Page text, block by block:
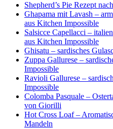
Shepherd’s Pie Rezept
Ghapama mit Lavash –
aus Kitchen Impossible
Salsicce Capellacci –
aus Kitchen Impossible
Ghisatu – sardisches
Zuppa Gallurese –
Impossible
Ravioli Gallurese –
Impossible
Colomba Pasquale –
von Giorilli
Hot Cross Loaf –
Mandeln